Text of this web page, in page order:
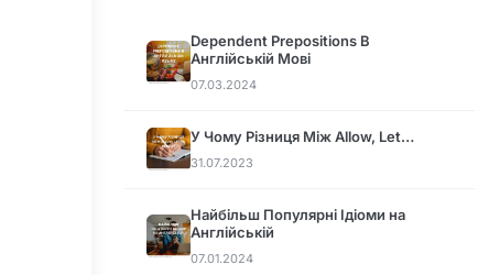
Dependent Prepositions В
Англійській Мові
07.03.2024
У Чому Різниця Між Allow, Let…
31.07.2023
Найбільш Популярні Ідіоми на
Англійській
07.01.2024